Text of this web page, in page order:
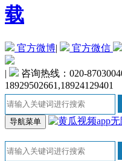
载
官方微博| 官方微信
|
咨询热线：020-
18929502661,18924129401
导航菜单